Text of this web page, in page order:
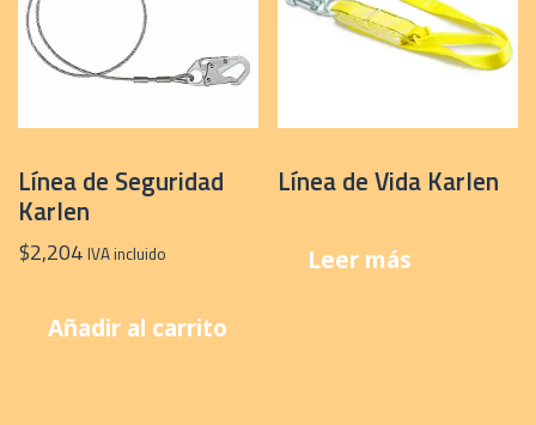
Línea de Seguridad
Karlen
$2,204 IVA incluido
Añadir al carrito
Línea de Vida Karlen
Leer más